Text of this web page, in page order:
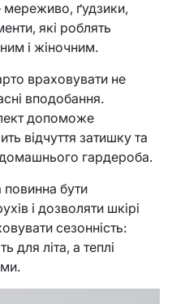
мереживо, ґудзики,
які роблять
і жіночним.
враховувати не
вподобання.
допоможе
відчуття затишку та
гардероба.
повинна бути
і дозволяти шкірі
сезонність:
для літа, а теплі